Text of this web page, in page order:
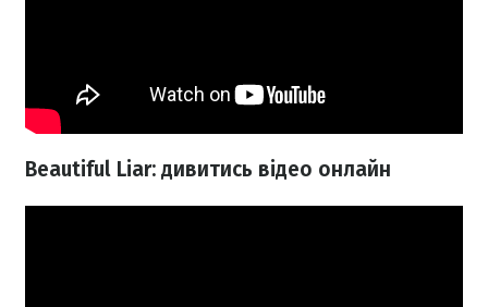
Beautiful Liar: дивитись відео онлайн